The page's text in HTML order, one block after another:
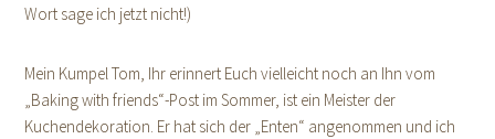
Wort sage ich jetzt nicht!)
Mein Kumpel Tom, Ihr erinnert Euch vielleicht noch an Ihn vom
„Baking with friends“-Post im Sommer, ist ein Meister der
Kuchendekoration. Er hat sich der „Enten“ angenommen und ich